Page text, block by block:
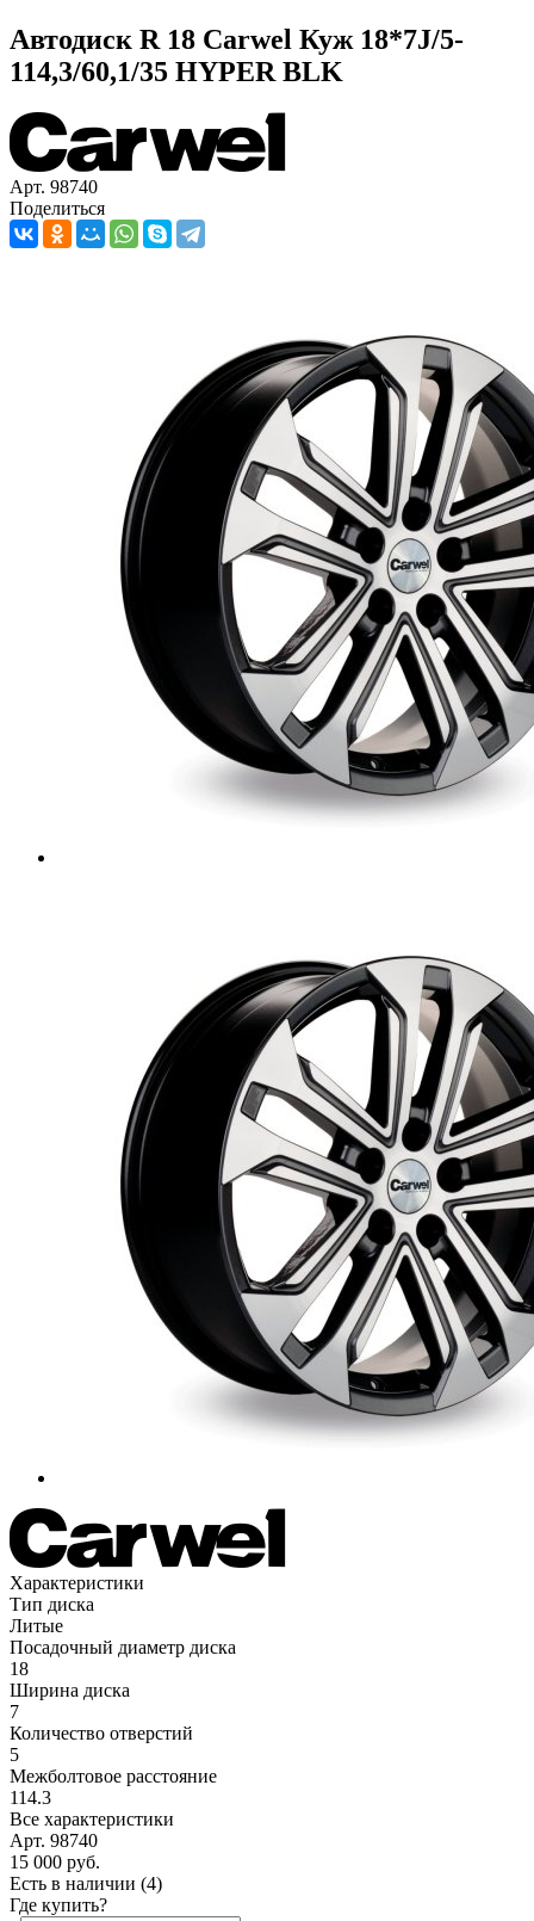
Автодиск R 18 Carwel Куж 18*7J/5-
114,3/60,1/35 HYPER BLK
Арт. 98740
Поделиться
Характеристики
Тип диска
Литые
Посадочный диаметр диска
18
Ширина диска
7
Количество отверстий
5
Межболтовое расстояние
114.3
Все характеристики
Арт. 98740
15 000 руб.
Есть в наличии (4)
Где купить?